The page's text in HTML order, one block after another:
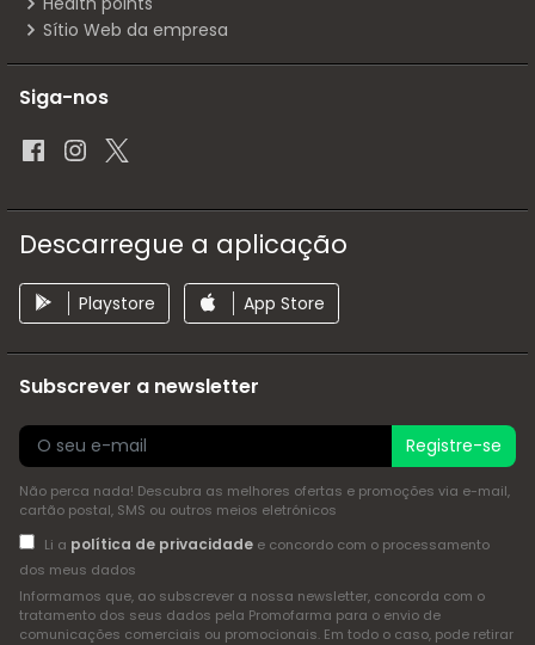
Sítio Web da empresa
Siga-nos
Descarregue a aplicação
Playstore App Store
Subscrever a newsletter
Registre-se
Não perca nada! Descubra as melhores ofertas e promoções via e-mail,
cartão postal, SMS ou outros meios eletrónicos
Li a política de privacidadee concordo com o processamento
dos meus dados
Informamos que, ao subscrever a nossa newsletter, concorda com o
tratamento dos seus dados pela Promofarma para o envio de
comunicações comerciais ou promocionais. Em todo o caso, pode retirar